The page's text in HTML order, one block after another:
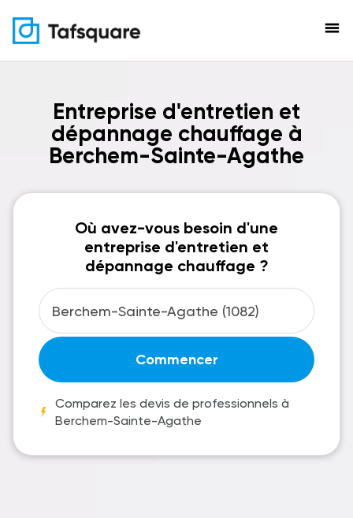
menu
Entreprise d'entretien et
dépannage chauffage à
Berchem-Sainte-Agathe
Où avez-vous besoin d'une
entreprise d'entretien et
dépannage chauffage ?
Commencer
Comparez les devis de professionnels à
Berchem-Sainte-Agathe